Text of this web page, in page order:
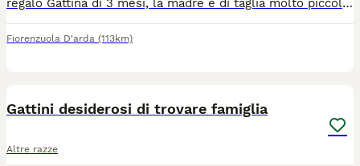
regalo Gattina di 3 mesi, la madre è di taglia molto piccola a pelo corto il padre taglia media a pelo medio con occhi blu ha effettuato solo i controlli di base essendo ancora troppo piccola per le vaccinazioni e altre applicazioni.
Fiorenzuola D'arda (113km)
Gattini desiderosi di trovare famiglia
Altre razze